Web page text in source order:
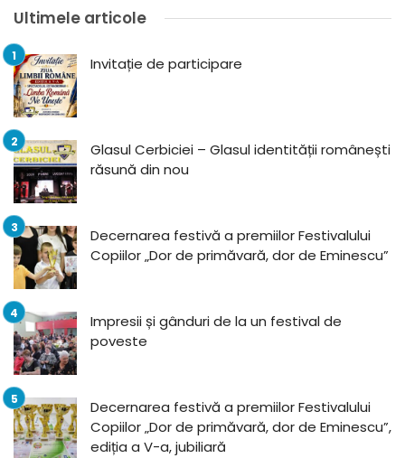
Ultimele articole
Invitație de participare
Glasul Cerbiciei – Glasul identității românești
răsună din nou
Decernarea festivă a premiilor Festivalului
Copiilor „Dor de primăvară, dor de Eminescu”
Impresii și gânduri de la un festival de
poveste
Decernarea festivă a premiilor Festivalului
Copiilor „Dor de primăvară, dor de Eminescu”,
ediția a V-a, jubiliară